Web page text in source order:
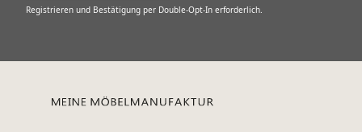
Registrieren und Bestätigung per Double-Opt-In erforderlich.